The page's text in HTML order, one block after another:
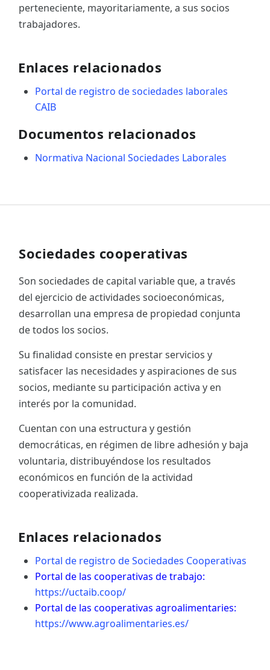
perteneciente, mayoritariamente, a sus socios
trabajadores.
Enlaces relacionados
Portal de registro de sociedades laborales
CAIB
Documentos relacionados
Normativa Nacional Sociedades Laborales
Sociedades cooperativas
Son sociedades de capital variable que, a través
del ejercicio de actividades socioeconómicas,
desarrollan una empresa de propiedad conjunta
de todos los socios.
Su finalidad consiste en prestar servicios y
satisfacer las necesidades y aspiraciones de sus
socios, mediante su participación activa y en
interés por la comunidad.
Cuentan con una estructura y gestión
democráticas, en régimen de libre adhesión y baja
voluntaria, distribuyéndose los resultados
económicos en función de la actividad
cooperativizada realizada.
Enlaces relacionados
Portal de registro de Sociedades Cooperativas
Portal de las cooperativas de trabajo:
https://uctaib.coop/
Portal de las cooperativas agroalimentaries:
https://www.agroalimentaries.es/